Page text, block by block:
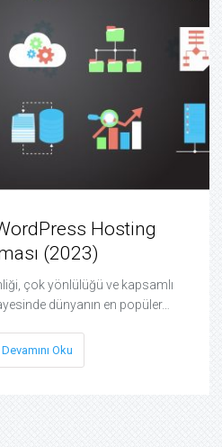
Hosting
(2023)
çok yönlülüğü ve kapsamlı
dünyanın en popüler…
Devamını Oku